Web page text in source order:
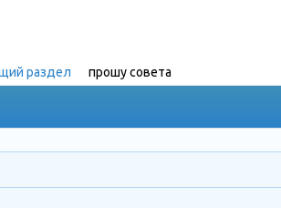
раздел прошу совета